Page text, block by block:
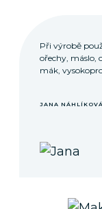
Při výrobě
ořechy, máslo,
mák,
JANA